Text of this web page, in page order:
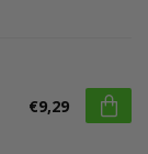
€9,29